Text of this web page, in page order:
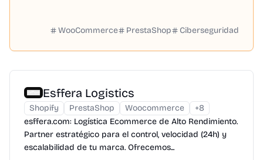
WooCommerce PrestaShop Ciberseguridad
Esffera Logistics
Shopify PrestaShop Woocommerce +8
esffera.com: Logística Ecommerce de Alto Rendimiento.
Partner estratégico para el control, velocidad (24h) y
escalabilidad de tu marca. Ofrecemos...